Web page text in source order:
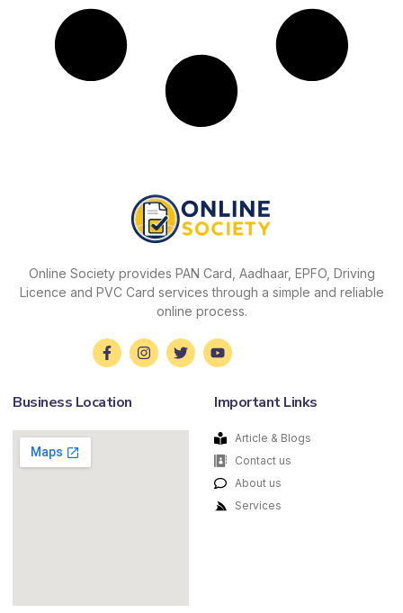
Online Society provides PAN Card, Aadhaar, EPFO, Driving
Licence and PVC Card services through a simple and reliable
online process.
Business Location Important Links
Article & Blogs
Contact us
About us
Services